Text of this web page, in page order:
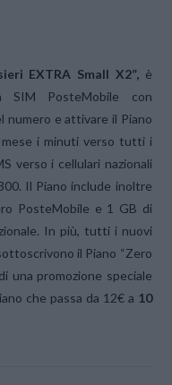
EXTRA Small X2”,è
SIM PosteMobile con
e attivare il Piano
mese i minuti verso tutti i
verso i cellulari nazionali
Il Piano include inoltre
PosteMobile e 1 GB di
In più, tutti i nuovi
il Piano “Zero
una promozione speciale
che passa da 12€ a 10